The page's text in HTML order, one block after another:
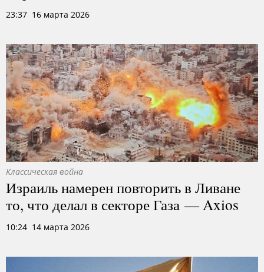
23:37 16 марта 2026
Классическая война
Израиль намерен повторить в Ливане
то, что делал в секторе Газа — Axios
10:24 14 марта 2026